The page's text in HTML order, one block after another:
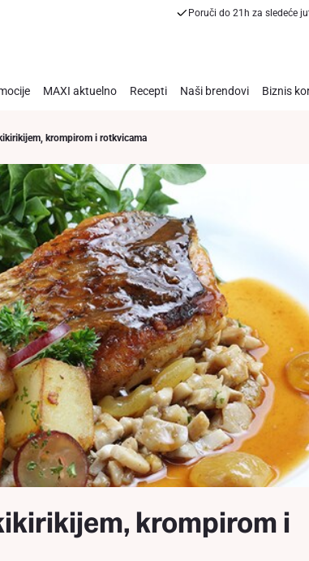
Poruči do 21h za sledeće
MAXI aktuelno Recepti Naši brendovi Biznis
krompirom i rotkvicama
krompirom i